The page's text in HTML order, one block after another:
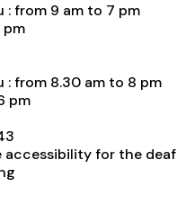
: from 9 am to 7 pm
pm
: from 8.30 am to 8 pm
pm
accessibility for the deaf